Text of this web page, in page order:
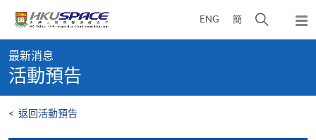
content
ENG 簡
開
彈
出
content
start
最新消息
活動預告
< 返回活動預告